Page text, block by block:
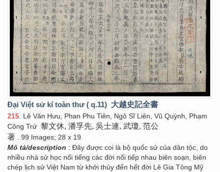
Đại Việt sử kí toàn thư ( q.11) 大越史記全書
215 . Lê Văn Hưu, Phan Phu Tiên, Ngô Sĩ Liên, Vũ Quỳnh, Phạm
Công Trứ 黎文休, 潘孚先, 吳士連, 武瓊, 范公
著 . 99 Images; 28 x 19
Mô tả/description : Đây được coi là bộ quốc sử của dân tộc, do
nhiều nhà sử học nổi tiếng các đời nối tiếp nhau biên soạn, biên
chép lịch sử Việt Nam từ khởi thủy đến hết đời Lê Gia Tông Mỹ